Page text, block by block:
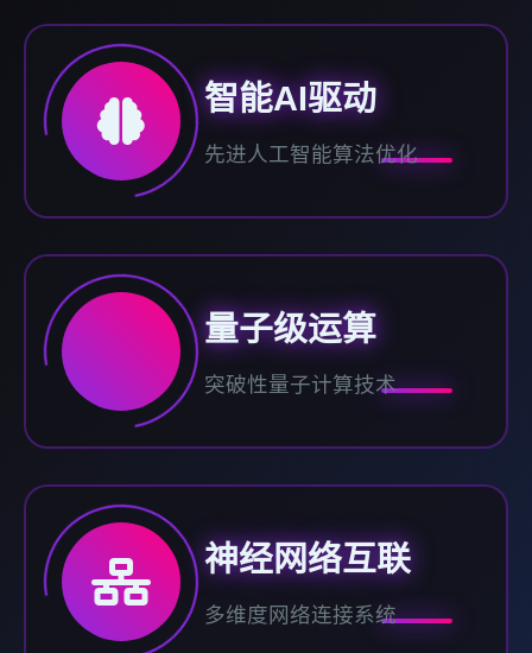
智能AI驱动
先进人工智能算法优化
量子级运算
突破性量子计算技术
神经网络互联
多维度网络连接系统